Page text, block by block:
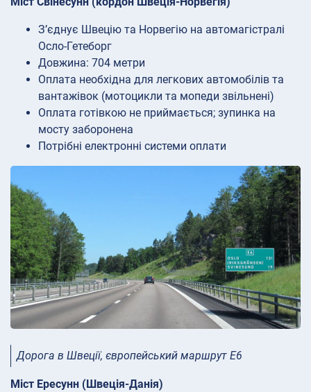
З’єднує Швецію та Норвегію на автомагістралі
Осло-Гетеборг
Довжина: 704 метри
Оплата необхідна для легкових автомобілів та
вантажівок (мотоцикли та мопеди звільнені)
Оплата готівкою не приймається; зупинка на
мосту заборонена
Потрібні електронні системи оплати
Дорога в Швеції, європейський маршрут E6
Міст Ересунн (Швеція-Данія)